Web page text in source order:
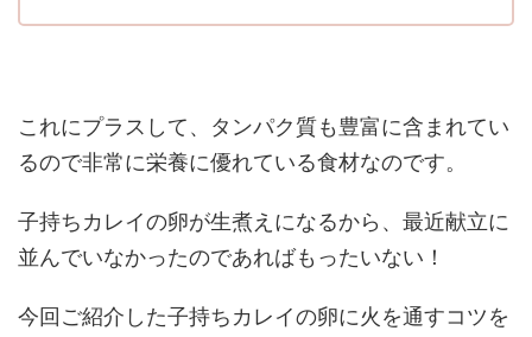
これにプラスして、タンパク質も豊富に含まれてい
るので非常に栄養に優れている食材なのです。
子持ちカレイの卵が生煮えになるから、最近献立に
並んでいなかったのであればもったいない！
今回ご紹介した子持ちカレイの卵に火を通すコツを